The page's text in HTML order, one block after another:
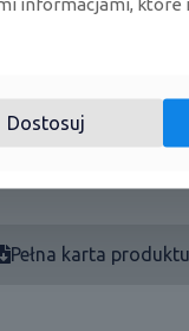
nawiewu
systemem
Pełna karta produktu
Dostosuj